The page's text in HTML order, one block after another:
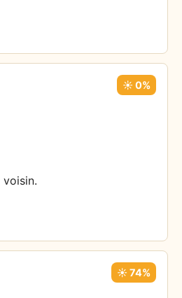
☀️ 0%
☀️ 74%